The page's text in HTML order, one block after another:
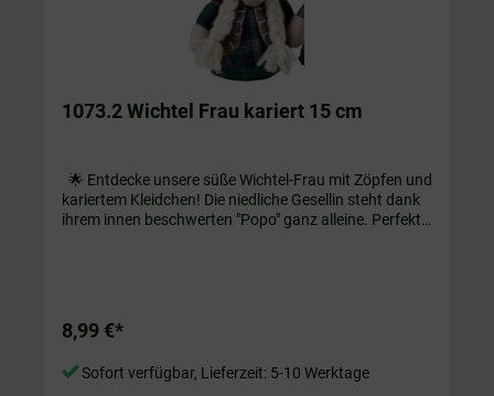
1073.2 Wichtel Frau kariert 15 cm
🌟 Entdecke unsere süße Wichtel-Frau mit Zöpfen und
kariertem Kleidchen! Die niedliche Gesellin steht dank
ihrem innen beschwerten "Popo" ganz alleine. Perfekt
8,99 €*
Sofort verfügbar, Lieferzeit: 5-10 Werktage